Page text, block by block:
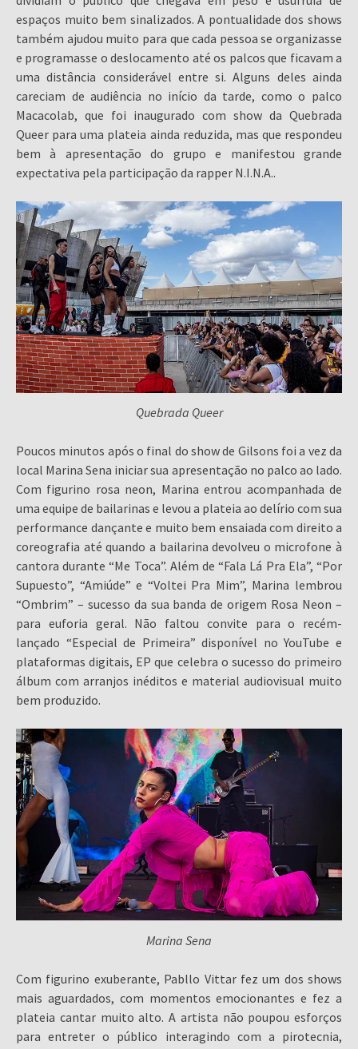
espaços muito bem sinalizados. A pontualidade dos shows
também ajudou muito para que cada pessoa se organizasse
e programasse o deslocamento até os palcos que ficavam a
uma distância considerável entre si. Alguns deles ainda
careciam de audiência no início da tarde, como o palco
Macacolab, que foi inaugurado com show da Quebrada
Queer para uma plateia ainda reduzida, mas que respondeu
bem à apresentação do grupo e manifestou grande
expectativa pela participação da rapper N.I.N.A..
Quebrada Queer
Poucos minutos após o final do show de Gilsons foi a vez da
local Marina Sena iniciar sua apresentação no palco ao lado.
Com figurino rosa neon, Marina entrou acompanhada de
uma equipe de bailarinas e levou a plateia ao delírio com sua
performance dançante e muito bem ensaiada com direito a
coreografia até quando a bailarina devolveu o microfone à
cantora durante “Me Toca”. Além de “Fala Lá Pra Ela”, “Por
Supuesto”, “Amiúde” e “Voltei Pra Mim”, Marina lembrou
“Ombrim” – sucesso da sua banda de origem Rosa Neon –
para euforia geral. Não faltou convite para o recém-
lançado “Especial de Primeira” disponível no YouTube e
plataformas digitais, EP que celebra o sucesso do primeiro
álbum com arranjos inéditos e material audiovisual muito
bem produzido.
Marina Sena
Com figurino exuberante, Pabllo Vittar fez um dos shows
mais aguardados, com momentos emocionantes e fez a
plateia cantar muito alto. A artista não poupou esforços
para entreter o público interagindo com a pirotecnia,